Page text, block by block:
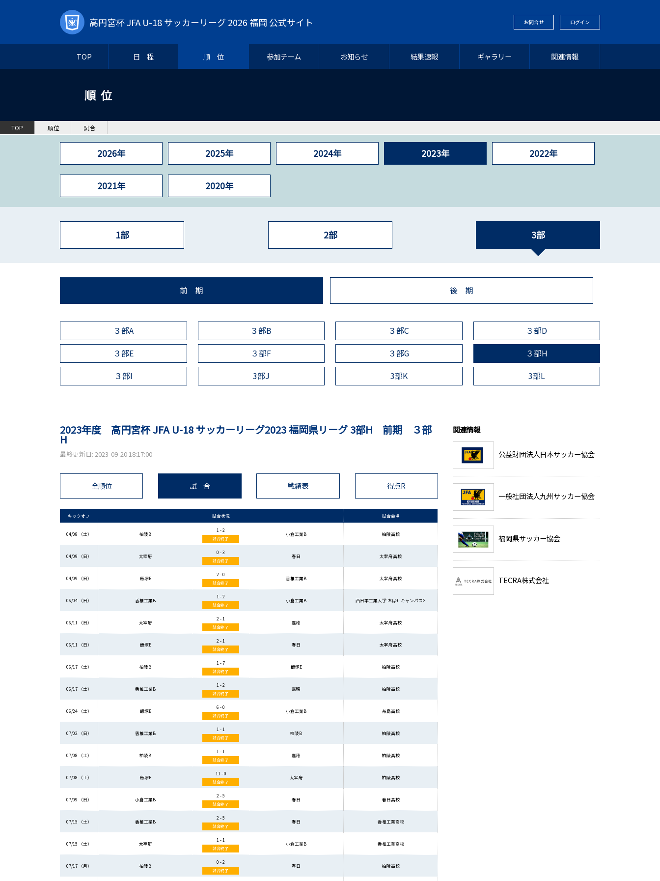
高円宮杯 JFA U-18 サッカーリーグ 2026 福岡 公式サイト お問合せ ログイン
TOP 日 程 順 位 参加チーム お知らせ 結果速報 ギャラリー 関連情報
順位
TOP 順位 試合
2026年 2025年 2024年 2023年 2022年
2021年 2020年
1部 2部 3部
前 期 後 期
３部A ３部B ３部C
３部D
３部E
３部F ３部G
３部H
３部I
3部J 3部K 3部L
2023年度 高円宮杯 JFA U-18 サッカーリーグ2023 福岡県リーグ 3部H 前期 ３部
H
最終更新日: 2023-09-20 18:17:00
全順位 試 合 戦績表 得点R
キックオフ 試合状況 試合会場
04/08 （土） 柏陵B
1 - 2
試合終了
小倉工業B 柏陵高校
04/09 （日） 太宰府
0 - 3
試合終了
春日 太宰府高校
04/09 （日） 飯塚E
2 - 0
試合終了
香椎工業B 太宰府高校
06/04 （日） 香椎工業B
1 - 2
試合終了
小倉工業B 西日本工業大学 おばせキャンパスG
06/11 （日） 太宰府
2 - 1
試合終了
嘉穂 太宰府高校
06/11 （日） 飯塚E
2 - 1
試合終了
春日 太宰府高校
06/17 （土） 柏陵B
1 - 7
試合終了
飯塚E 柏陵高校
06/17 （土） 香椎工業B
1 - 2
試合終了
嘉穂 柏陵高校
06/24 （土） 飯塚E
6 - 0
試合終了
小倉工業B 糸島高校
07/02 （日） 香椎工業B
1 - 1
試合終了
柏陵B 柏陵高校
07/08 （土） 柏陵B
1 - 1
試合終了
嘉穂 柏陵高校
07/08 （土） 飯塚E
11 - 0
試合終了
太宰府 柏陵高校
07/09 （日） 小倉工業B
2 - 5
試合終了
春日 春日高校
07/15 （土） 香椎工業B
2 - 5
試合終了
春日 香椎工業高校
07/15 （土） 太宰府
1 - 1
試合終了
小倉工業B 香椎工業高校
07/17 （月） 柏陵B
0 - 2
試合終了
春日 柏陵高校
関連情報
公益財団法人日本サッカー協会
一般社団法人九州サッカー協会
福岡県サッカー協会
TECRA株式会社